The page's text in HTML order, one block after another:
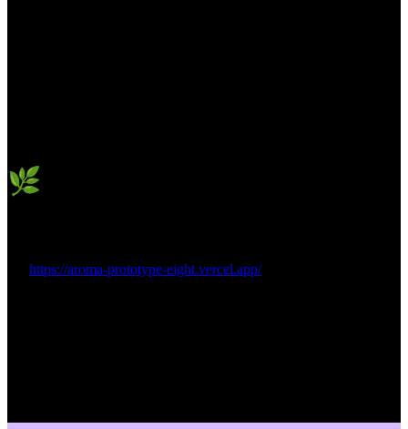
🌿 아로마 컨디션 체크 시작하기
https://aroma-prototype-eight.vercel.app/